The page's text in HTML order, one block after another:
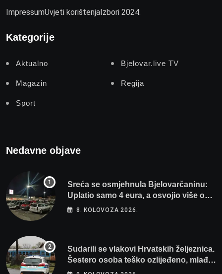
ImpressumUvjeti korištenja Izbori 2024.
Kategorije
Aktualno Bjelovar.live TV
Magazin Regija
Sport
Nedavne objave
Sreća se osmjehnula Bjelovarčaninu:
Uplatio samo 4 eura, a osvojio više od
80 tisuća eura
8. KOLOVOZA 2026.
Sudarili se vlakovi Hrvatskih željeznica.
Šestero osoba teško ozlijeđeno, mlađa
žena na intenzivnoj